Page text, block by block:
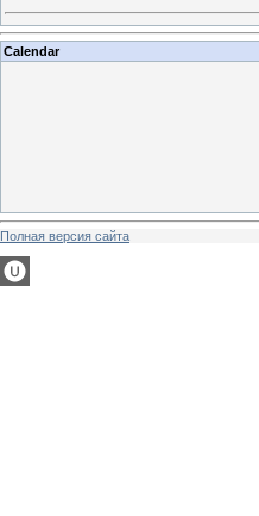
Calendar
Полная версия сайта